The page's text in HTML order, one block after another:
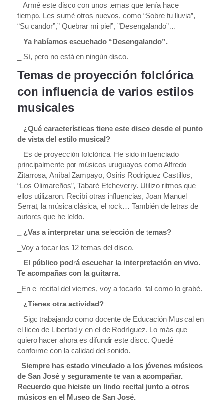
_ Armé este disco con unos temas que tenía hace
tiempo. Les sumé otros nuevos, como “Sobre tu lluvia”,
“Su candor”,” Quebrar mi piel”, ”Desengalando”…
_ Ya habíamos escuchado “Desengalando”.
_ Sí, pero no está en ningún disco.
Temas de proyección folclórica
con influencia de varios estilos
musicales
_¿Qué características tiene este disco desde el punto
de vista del estilo musical?
_ Es de proyección folclórica. He sido influenciado
principalmente por músicos uruguayos como Alfredo
Zitarrosa, Aníbal Zampayo, Osiris Rodríguez Castillos,
“Los Olimareños”, Tabaré Etcheverry. Utilizo ritmos que
ellos utilizaron. Recibí otras influencias, Joan Manuel
Serrat, la música clásica, el rock… También de letras de
autores que he leído.
_ ¿Vas a interpretar una selección de temas?
_Voy a tocar los 12 temas del disco.
_ El público podrá escuchar la interpretación en vivo.
Te acompañas con la guitarra.
_En el recital del viernes, voy a tocarlo tal como lo grabé.
_ ¿Tienes otra actividad?
_ Sigo trabajando como docente de Educación Musical en
el liceo de Libertad y en el de Rodríguez. Lo más que
quiero hacer ahora es difundir este disco. Quedé
conforme con la calidad del sonido.
_Siempre has estado vinculado a los jóvenes músicos
de San José y seguramente te van a acompañar.
Recuerdo que hiciste un lindo recital junto a otros
músicos en el Museo de San José.